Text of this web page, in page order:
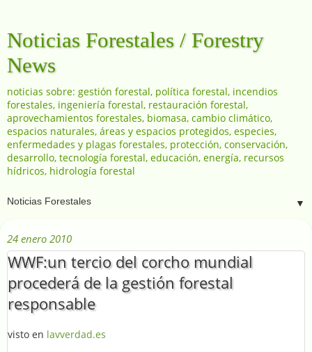
Noticias Forestales / Forestry
News
noticias sobre: gestión forestal, política forestal, incendios
forestales, ingeniería forestal, restauración forestal,
aprovechamientos forestales, biomasa, cambio climático,
espacios naturales, áreas y espacios protegidos, especies,
enfermedades y plagas forestales, protección, conservación,
desarrollo, tecnología forestal, educación, energía, recursos
hídricos, hidrología forestal
▼
24 enero 2010
WWF:un tercio del corcho mundial
procederá de la gestión forestal
responsable
visto en lavverdad.es